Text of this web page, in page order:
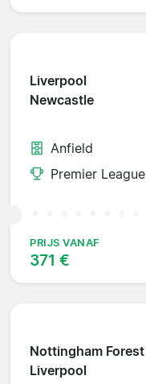
Liverpool
Newcastle
Anfield
Premier League
PRIJS VANAF
371 €
Nottingham Forest
Liverpool